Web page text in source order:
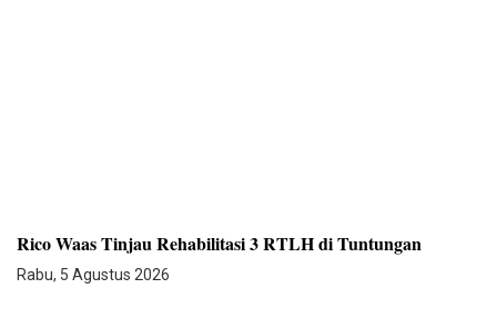
Rico Waas Tinjau Rehabilitasi 3 RTLH di Tuntungan
Rabu, 5 Agustus 2026